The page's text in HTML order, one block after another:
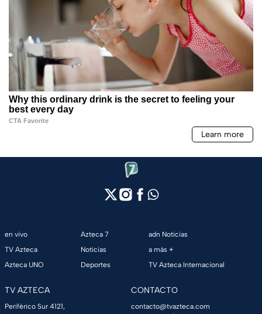
en vivo
TV Azteca
Azteca UNO
Azteca 7
Noticias
Deportes
adn Noticias
a más +
TV Azteca Internacional
TV AZTECA
Periférico Sur 4121,
CONTACTO
contacto@tvazteca.com